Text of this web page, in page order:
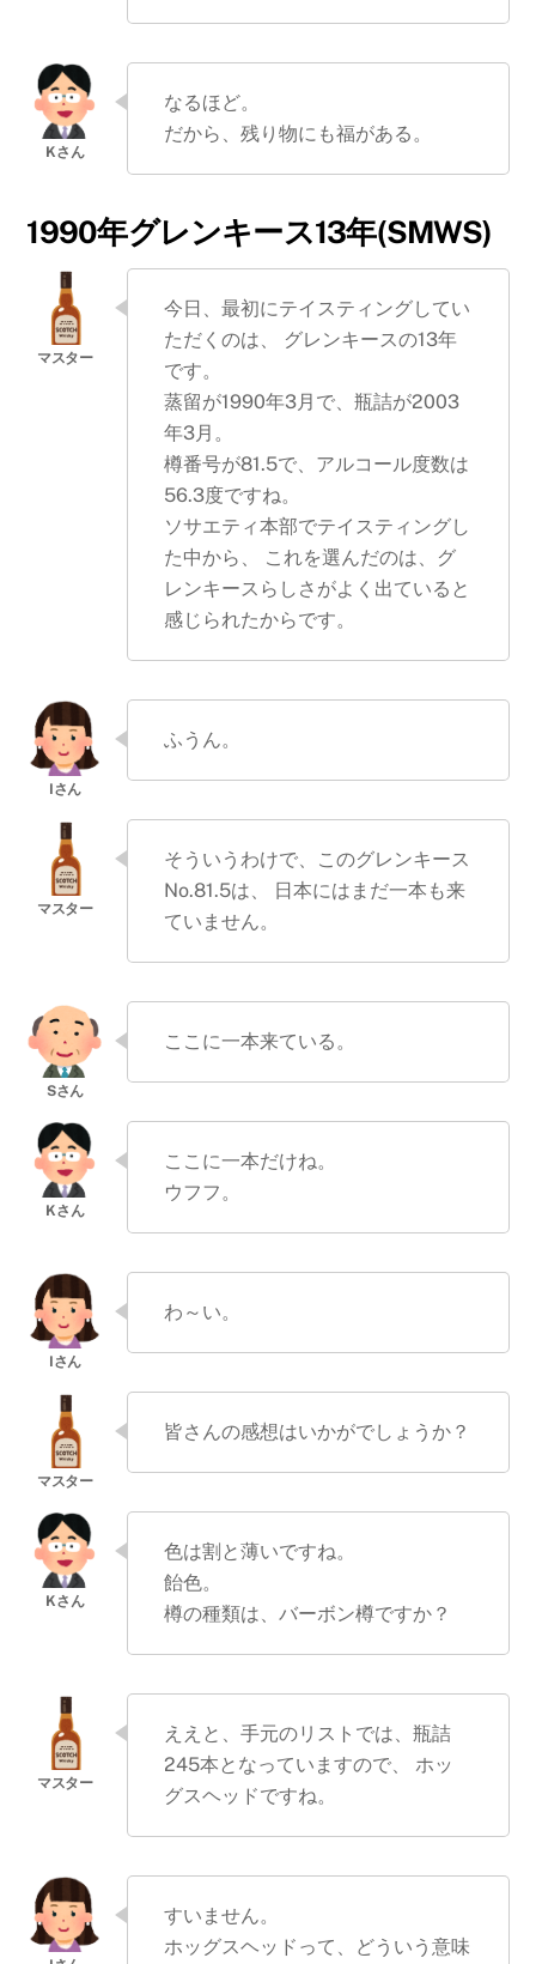
なるほど。
だから、残り物にも福がある。
1990年グレンキース13年(SMWS)
今日、最初にテイスティングしてい
ただくのは、 グレンキースの13年
です。
蒸留が1990年3月で、瓶詰が2003
年3月。
樽番号が81.5で、アルコール度数は
56.3度ですね。
ソサエティ本部でテイスティングし
た中から、 これを選んだのは、グ
レンキースらしさがよく出ていると
感じられたからです。
ふうん。
そういうわけで、このグレンキース
No.81.5は、 日本にはまだ一本も来
ていません。
ここに一本来ている。
ここに一本だけね。
ウフフ。
わ～い。
皆さんの感想はいかがでしょうか？
色は割と薄いですね。
飴色。
樽の種類は、バーボン樽ですか？
ええと、手元のリストでは、瓶詰
245本となっていますので、 ホッ
グスヘッドですね。
すいません。
ホッグスヘッドって、どういう意味